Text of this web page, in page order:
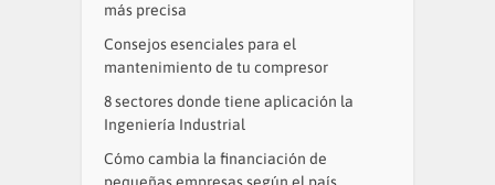
más precisa
Consejos esenciales para el
mantenimiento de tu compresor
8 sectores donde tiene aplicación la
Ingeniería Industrial
Cómo cambia la financiación de